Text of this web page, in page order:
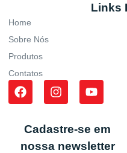
Links
Home
Sobre Nós
Produtos
Contatos
Cadastre-se em
nossa newsletter